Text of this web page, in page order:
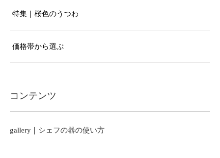
特集｜桜色のうつわ
価格帯から選ぶ
コンテンツ
gallery｜シェフの器の使い方